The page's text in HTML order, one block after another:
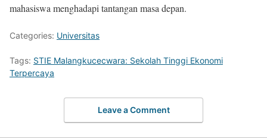
mahasiswa menghadapi tantangan masa depan.
Categories: Universitas
Tags: STIE Malangkucecwara: Sekolah Tinggi Ekonomi
Terpercaya
Leave a Comment